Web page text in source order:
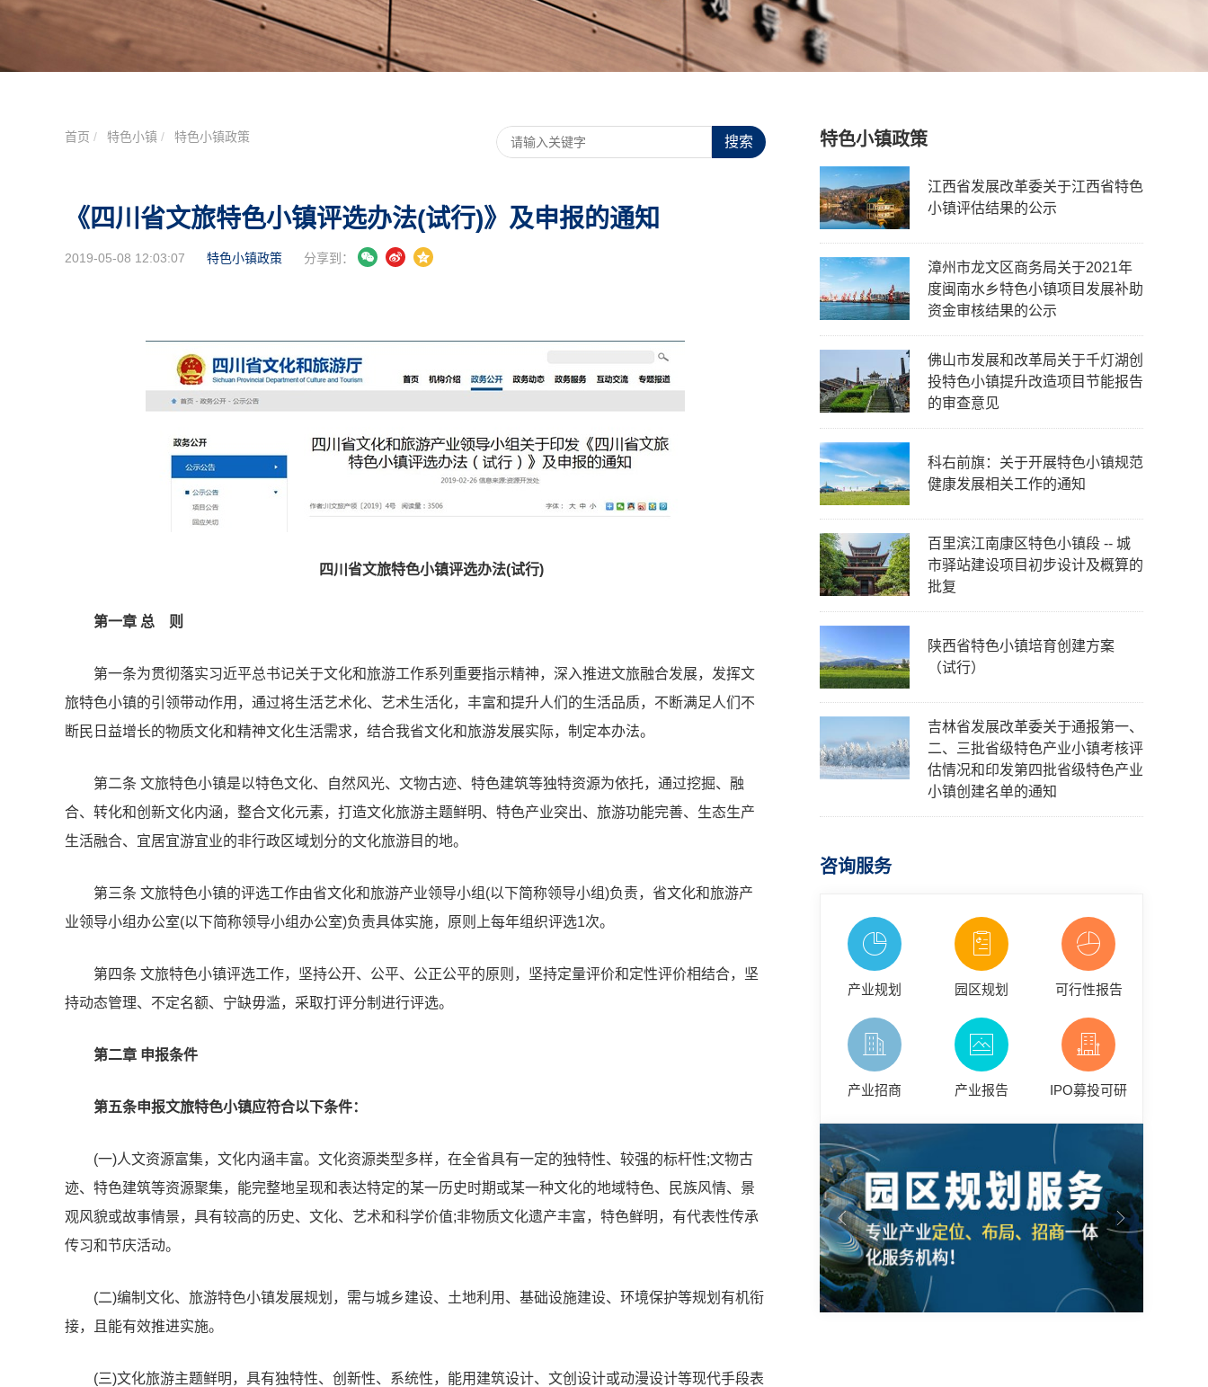
首页 特色小镇 特色小镇政策 搜索
《四川省文旅特色小镇评选办法(试行)》及申报的通知
2019-05-08 12:03:07 特色小镇政策 分享到：
四川省文旅特色小镇评选办法(试行)
第一章 总 则
第一条为贯彻落实习近平总书记关于文化和旅游工作系列重要指示精神，深入推进文旅融合发展，发挥文
旅特色小镇的引领带动作用，通过将生活艺术化、艺术生活化，丰富和提升人们的生活品质，不断满足人们不
断民日益增长的物质文化和精神文化生活需求，结合我省文化和旅游发展实际，制定本办法。
第二条 文旅特色小镇是以特色文化、自然风光、文物古迹、特色建筑等独特资源为依托，通过挖掘、融
合、转化和创新文化内涵，整合文化元素，打造文化旅游主题鲜明、特色产业突出、旅游功能完善、生态生产
生活融合、宜居宜游宜业的非行政区域划分的文化旅游目的地。
第三条 文旅特色小镇的评选工作由省文化和旅游产业领导小组(以下简称领导小组)负责，省文化和旅游产
业领导小组办公室(以下简称领导小组办公室)负责具体实施，原则上每年组织评选1次。
第四条 文旅特色小镇评选工作，坚持公开、公平、公正公平的原则，坚持定量评价和定性评价相结合，坚
持动态管理、不定名额、宁缺毋滥，采取打评分制进行评选。
第二章 申报条件
第五条申报文旅特色小镇应符合以下条件：
(一)人文资源富集，文化内涵丰富。文化资源类型多样，在全省具有一定的独特性、较强的标杆性;文物古
迹、特色建筑等资源聚集，能完整地呈现和表达特定的某一历史时期或某一种文化的地域特色、民族风情、景
观风貌或故事情景，具有较高的历史、文化、艺术和科学价值;非物质文化遗产丰富，特色鲜明，有代表性传承
传习和节庆活动。
(二)编制文化、 旅游特色小镇发展规划，需与城乡建设、土地利用、基础设施建设、环境保护等规划有机衔
接，且能有效推进实施。
(三)文化旅游主题鲜明，具有独特性、创新性、系统性，能用建筑设计、文创设计或动漫设计等现代手段表
特色小镇政策
江西省发展改革委关于江西省特色
小镇评估结果的公示
漳州市龙文区商务局关于2021年
度闽南水乡特色小镇项目发展补助
资金审核结果的公示
佛山市发展和改革局关于千灯湖创
投特色小镇提升改造项目节能报告
的审查意见
科右前旗：关于开展特色小镇规范
健康发展相关工作的通知
百里滨江南康区特色小镇段 -- 城
市驿站建设项目初步设计及概算的
批复
陕西省特色小镇培育创建方案
（试行）
吉林省发展改革委关于通报第一、
二、三批省级特色产业小镇考核评
估情况和印发第四批省级特色产业
小镇创建名单的通知
咨询服务
产业规划 园区规划 可行性报告
产业招商 产业报告 IPO募投可研